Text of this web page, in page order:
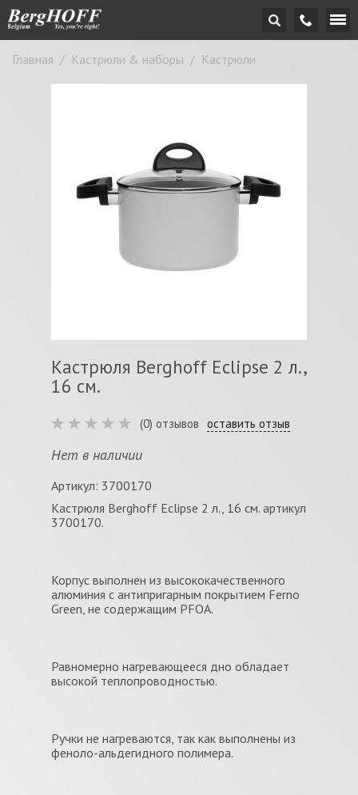
Главная / Кастрюли & наборы / Кастрюли
Кастрюля Berghoff Eclipse 2 л.,
16 см.
(0) отзывов оставить отзыв
Нет в наличии
Артикул: 3700170
Кастрюля Berghoff Eclipse 2 л., 16 см. артикул
3700170.
Корпус выполнен из высококачественного
алюминия с антипригарным покрытием Ferno
Green, не содержащим PFOA.
Равномерно нагревающееся дно обладает
высокой теплопроводностью.
Ручки не нагреваются, так как выполнены из
феноло-альдегидного полимера.